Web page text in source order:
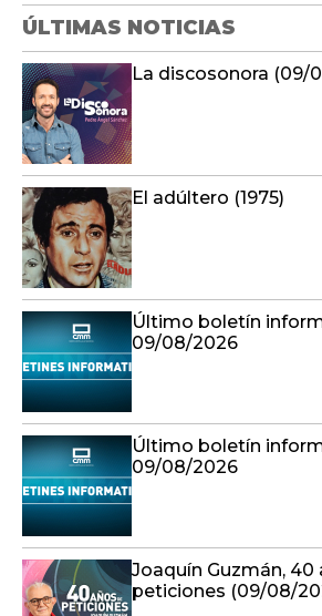
ÚLTIMAS NOTICIAS
La discosonora (09/
El adúltero (1975)
Último boletín
09/08/2026
Último boletín
09/08/2026
Joaquín Guzmán, 40
peticiones (09/08/